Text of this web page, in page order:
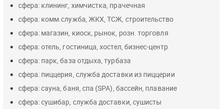
сфера: клининг, химчистка, прачечная
сфера: комм.служба, ЖКХ, ТСЖ, строительство
сфера: магазин, киоск, рынок, розн. торговля
сфера: отель, гостиница, хостел, бизнес-центр
сфера: парк, база отдыха, турбаза
сфера: пиццерия, служба доставки из пиццерии
сфера: сауна, баня, спа (SPA), бассейн, плавание
сфера: сушибар, служба доставки, сушисты